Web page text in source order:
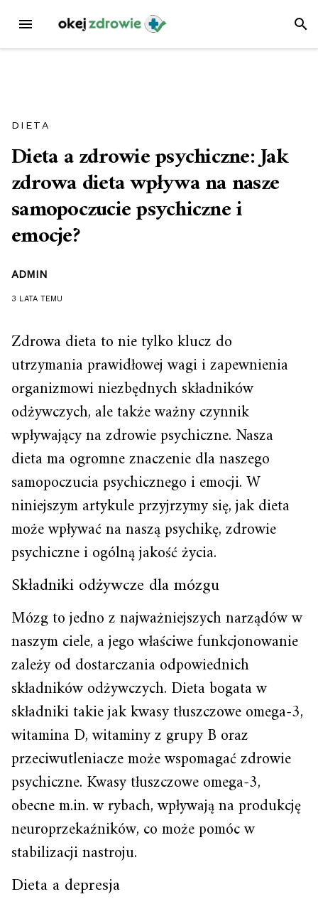
treści
MENU
DIETA
Dieta a zdrowie psychiczne: Jak
zdrowa dieta wpływa na nasze
samopoczucie psychiczne i
emocje?
ADMIN
3 LATA TEMU
Zdrowa dieta to nie tylko klucz do
utrzymania prawidłowej wagi i zapewnienia
organizmowi niezbędnych składników
odżywczych, ale także ważny czynnik
wpływający na zdrowie psychiczne. Nasza
dieta ma ogromne znaczenie dla naszego
samopoczucia psychicznego i emocji. W
niniejszym artykule przyjrzymy się, jak dieta
może wpływać na naszą psychikę, zdrowie
psychiczne i ogólną jakość życia.
Składniki odżywcze dla mózgu
Mózg to jedno z najważniejszych narządów w
naszym ciele, a jego właściwe funkcjonowanie
zależy od dostarczania odpowiednich
składników odżywczych. Dieta bogata w
składniki takie jak kwasy tłuszczowe omega-3,
witamina D, witaminy z grupy B oraz
przeciwutleniacze może wspomagać zdrowie
psychiczne. Kwasy tłuszczowe omega-3,
obecne m.in. w rybach, wpływają na produkcję
neuroprzekaźników, co może pomóc w
stabilizacji nastroju.
Dieta a depresja